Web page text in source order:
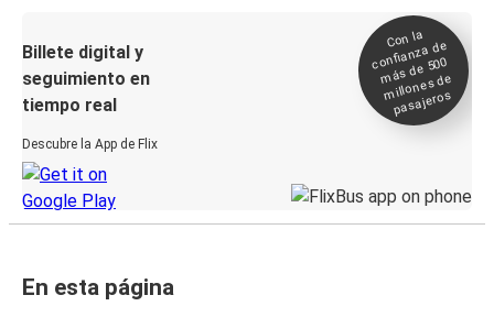
Billete digital y
seguimiento en
tiempo real
Descubre la App de Flix
Con la
confianza de
más de 500
millones de
pasajeros
En esta página